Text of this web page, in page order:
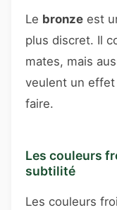
Le bronze est
plus discret. Il
mates, mais
veulent un
faire.
Les couleurs
subtilité
Les couleurs